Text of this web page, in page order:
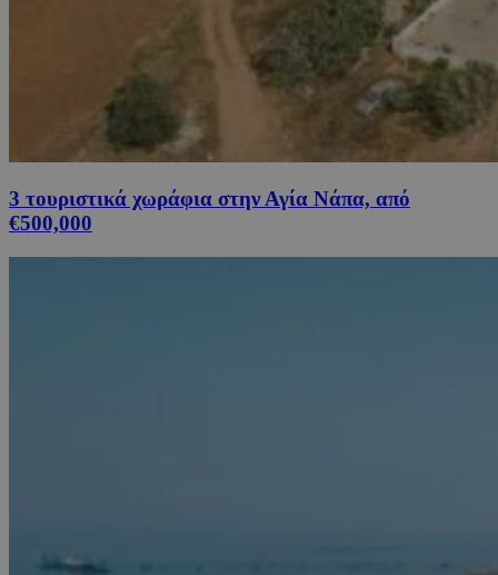
3 τουριστικά χωράφια στην Αγία Νάπα, από
€500,000